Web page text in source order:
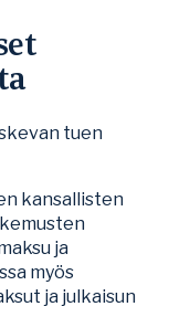
tuen
kansallisten
ja
myös
ja julkaisun